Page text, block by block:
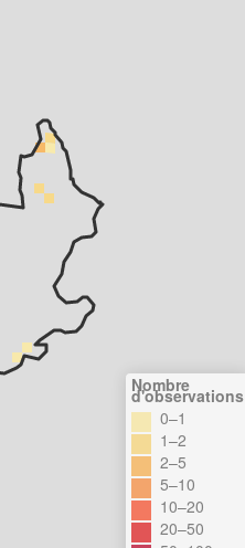
Nombre
d'observations
0–1
1–2
2–5
5–10
10–20
20–50